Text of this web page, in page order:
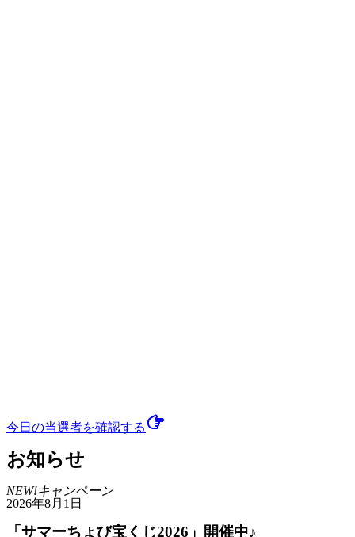
今日の当選者を確認する
お知らせ
NEW!キャンペーン
2026年8月1日
「サマーちょび宝くじ2026」開催中♪